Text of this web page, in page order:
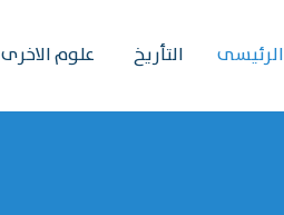
الرئیسی التأريخ علوم الاخرى